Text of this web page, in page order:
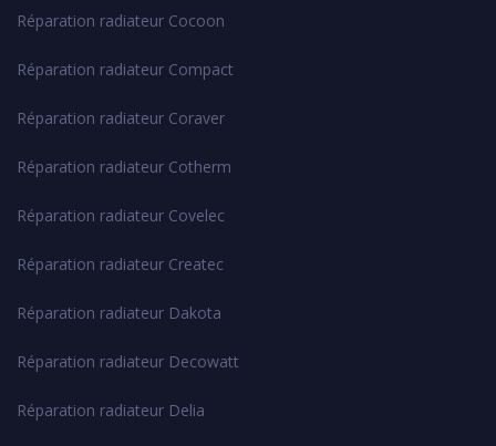
Réparation radiateur Cocoon
Réparation radiateur Compact
Réparation radiateur Coraver
Réparation radiateur Cotherm
Réparation radiateur Covelec
Réparation radiateur Createc
Réparation radiateur Dakota
Réparation radiateur Decowatt
Réparation radiateur Delia